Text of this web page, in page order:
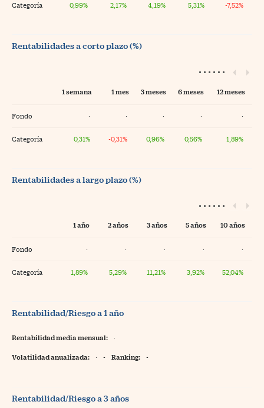
Categoría 0,99% 2,17% 4,19% 5,31% -7,52%
Rentabilidades a corto plazo (%)
1 semana 1 mes 3 meses 6 meses 12 meses
Fondo · · · · ·
Categoría 0,31% -0,31% 0,96% 0,56% 1,89%
Rentabilidades a largo plazo (%)
1 año 2 años 3 años 5 años 10 años
Fondo · · · · ·
Categoría 1,89% 5,29% 11,21% 3,92% 52,04%
Rentabilidad/Riesgo a 1 año
Rentabilidad media mensual: ·
Volatilidad anualizada: · - Ranking: -
Rentabilidad/Riesgo a 3 años